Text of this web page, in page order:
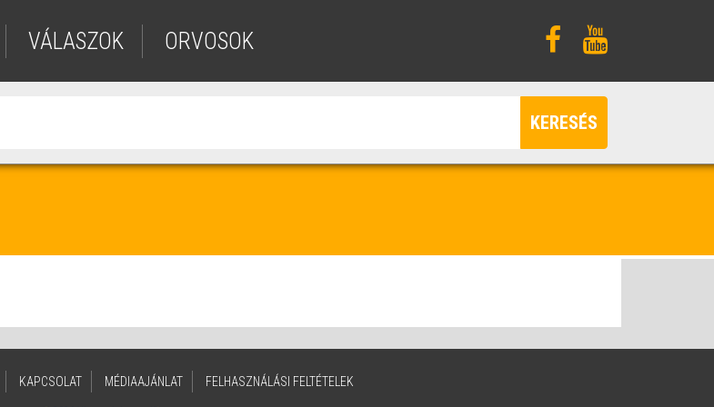
VÁLASZOK ORVOSOK
KERESÉS
KAPCSOLAT MÉDIAAJÁNLAT FELHASZNÁLÁSI FELTÉTELEK